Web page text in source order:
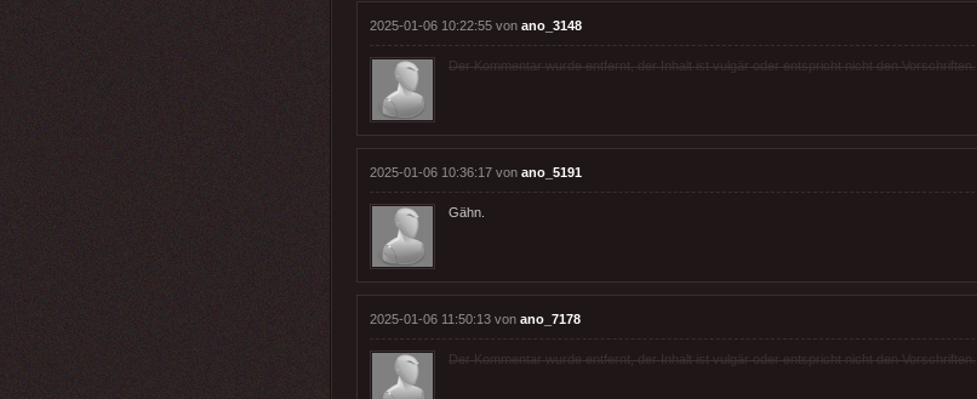
2025-01-06 10:22:55 von ano_3148
Der Kommentar wurde entfernt, der Inhalt ist vulgär oder entspricht nicht den Vorschriften.
2025-01-06 10:36:17 von ano_5191
Gähn.
2025-01-06 11:50:13 von ano_7178
Der Kommentar wurde entfernt, der Inhalt ist vulgär oder entspricht nicht den Vorschriften.